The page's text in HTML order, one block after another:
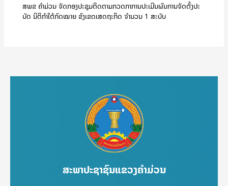
ສພຂ ຄໍາມ່ວນ ຈັດກອງປະຊຸມຕິດຕາມກວດກາການປະເມີນຜົນການຈັດຕັ້ງປະ
ບັດ ນິຕິກຳໃຕ້ກົດໝາຍ ຂົງເຂດເສດຖະກິດ ຈໍານວນ 1 ສະບັບ
ສະພາປະຊາຊົນແຂວງຄຳມ່ວນ